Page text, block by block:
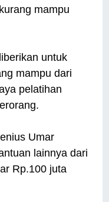
mampu
untuk
mampu dari
pelatihan
Umar
lainnya dari
Rp.100 juta